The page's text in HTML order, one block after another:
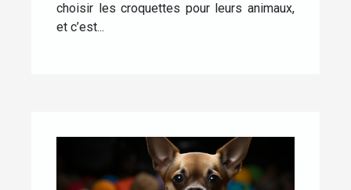
choisir les croquettes pour leurs animaux,
et c’est...